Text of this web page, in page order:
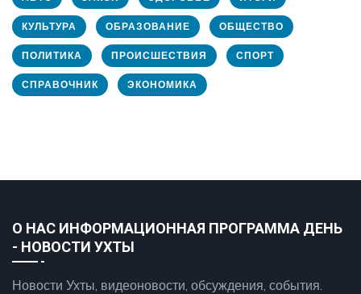
КУЛЬТУРА ОБРАЗОВАНИЕ ОБЩЕСТВО
ПОЛИТИКА ПРОИСШЕСТВИЯ СПОРТ
СПРАВОЧНИК ЭКОНОМИКА
О НАС ИНФОРМАЦИОННАЯ ПРОГРАММА ДЕНЬ
- НОВОСТИ УХТЫ
Новости Ухты, видеоновости, обсуждения, события.